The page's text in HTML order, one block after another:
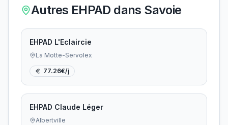
Autres EHPAD dans Savoie
EHPAD L'Eclaircie
La Motte-Servolex
77.26€/j
EHPAD Claude Léger
Albertville